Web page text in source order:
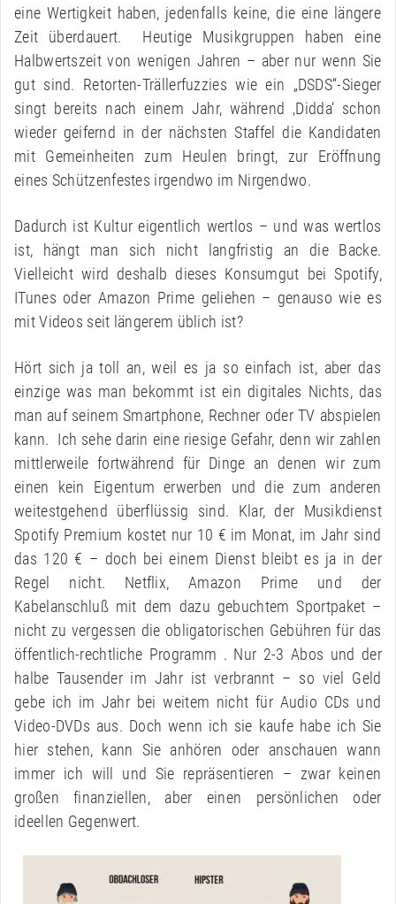
eine Wertigkeit haben, jedenfalls keine, die eine längere
Zeit überdauert. Heutige Musikgruppen haben eine
Halbwertszeit von wenigen Jahren – aber nur wenn Sie
gut sind. Retorten-Trällerfuzzies wie ein „DSDS“-Sieger
singt bereits nach einem Jahr, während ‚Didda‘ schon
wieder geifernd in der nächsten Staffel die Kandidaten
mit Gemeinheiten zum Heulen bringt, zur Eröffnung
eines Schützenfestes irgendwo im Nirgendwo.
Dadurch ist Kultur eigentlich wertlos – und was wertlos
ist, hängt man sich nicht langfristig an die Backe.
Vielleicht wird deshalb dieses Konsumgut bei Spotify,
ITunes oder Amazon Prime geliehen – genauso wie es
mit Videos seit längerem üblich ist?
Hört sich ja toll an, weil es ja so einfach ist, aber das
einzige was man bekommt ist ein digitales Nichts, das
man auf seinem Smartphone, Rechner oder TV abspielen
kann. Ich sehe darin eine riesige Gefahr, denn wir zahlen
mittlerweile fortwährend für Dinge an denen wir zum
einen kein Eigentum erwerben und die zum anderen
weitestgehend überflüssig sind. Klar, der Musikdienst
Spotify Premium kostet nur 10 € im Monat, im Jahr sind
das 120 € – doch bei einem Dienst bleibt es ja in der
Regel nicht. Netflix, Amazon Prime und der
Kabelanschluß mit dem dazu gebuchtem Sportpaket –
nicht zu vergessen die obligatorischen Gebühren für das
öffentlich-rechtliche Programm . Nur 2-3 Abos und der
halbe Tausender im Jahr ist verbrannt – so viel Geld
gebe ich im Jahr bei weitem nicht für Audio CDs und
Video-DVDs aus. Doch wenn ich sie kaufe habe ich Sie
hier stehen, kann Sie anhören oder anschauen wann
immer ich will und Sie repräsentieren – zwar keinen
großen finanziellen, aber einen persönlichen oder
ideellen Gegenwert.